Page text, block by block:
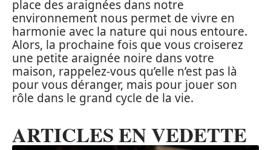
place des araignées dans notre
environnement nous permet de vivre en
harmonie avec la nature qui nous entoure.
Alors, la prochaine fois que vous croiserez
une petite araignée noire dans votre
maison, rappelez-vous qu’elle n’est pas là
pour vous déranger, mais pour jouer son
rôle dans le grand cycle de la vie.
ARTICLES EN VEDETTE